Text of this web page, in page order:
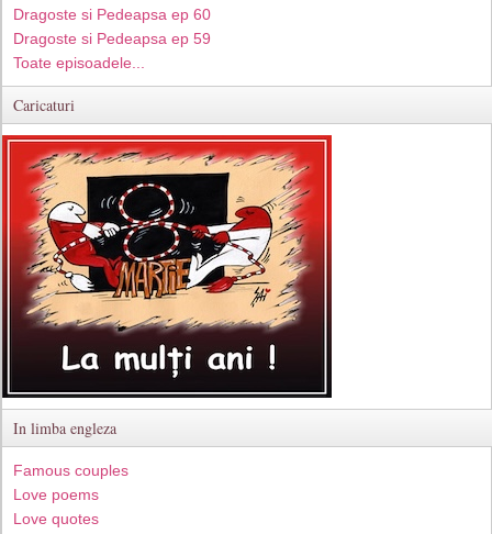
Dragoste si Pedeapsa ep 60
Dragoste si Pedeapsa ep 59
Toate episoadele...
Caricaturi
In limba engleza
Famous couples
Love poems
Love quotes